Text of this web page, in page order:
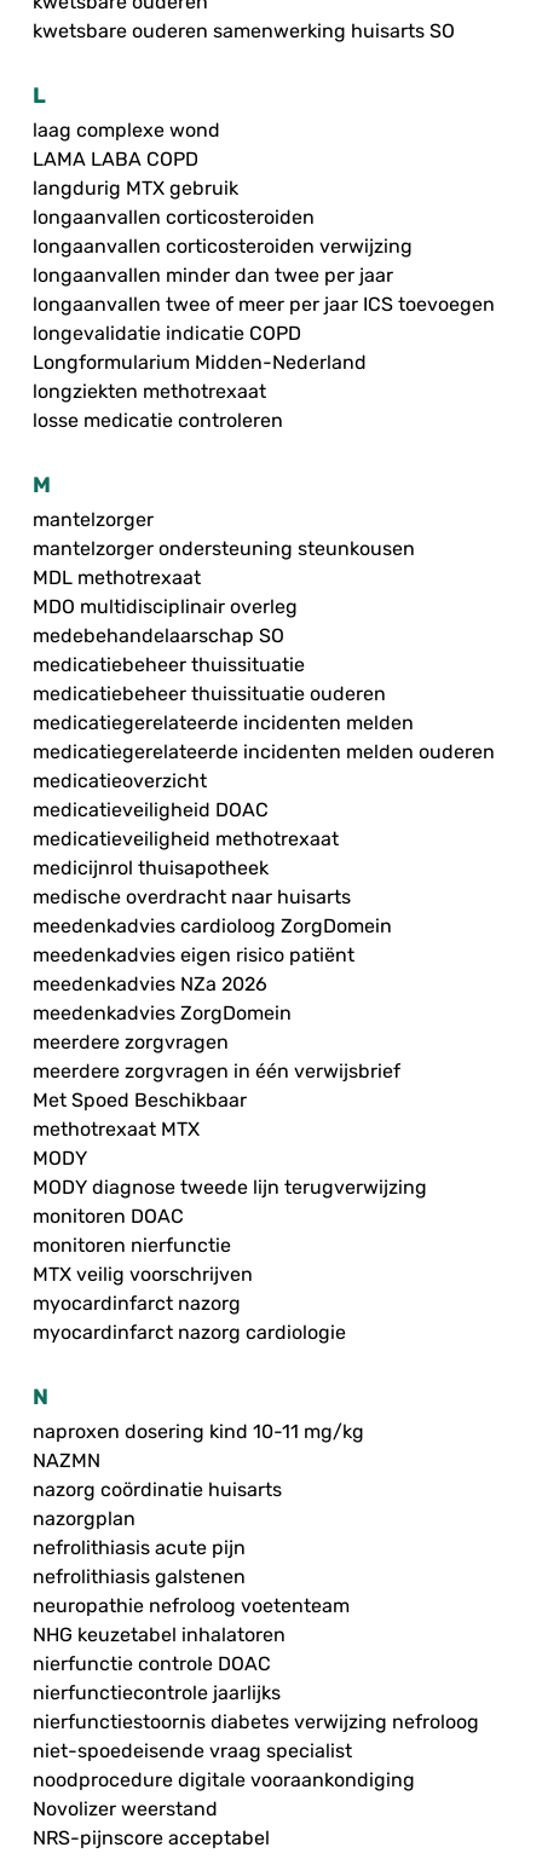
kwetsbare ouderen samenwerking huisarts SO
L
laag complexe wond
LAMA LABA COPD
langdurig MTX gebruik
longaanvallen corticosteroiden
longaanvallen corticosteroiden verwijzing
longaanvallen minder dan twee per jaar
longaanvallen twee of meer per jaar ICS toevoegen
longevalidatie indicatie COPD
Longformularium Midden-Nederland
longziekten methotrexaat
losse medicatie controleren
M
mantelzorger
mantelzorger ondersteuning steunkousen
MDL methotrexaat
MDO multidisciplinair overleg
medebehandelaarschap SO
medicatiebeheer thuissituatie
medicatiebeheer thuissituatie ouderen
medicatiegerelateerde incidenten melden
medicatiegerelateerde incidenten melden ouderen
medicatieoverzicht
medicatieveiligheid DOAC
medicatieveiligheid methotrexaat
medicijnrol thuisapotheek
medische overdracht naar huisarts
meedenkadvies cardioloog ZorgDomein
meedenkadvies eigen risico patiënt
meedenkadvies NZa 2026
meedenkadvies ZorgDomein
meerdere zorgvragen
meerdere zorgvragen in één verwijsbrief
Met Spoed Beschikbaar
methotrexaat MTX
MODY
MODY diagnose tweede lijn terugverwijzing
monitoren DOAC
monitoren nierfunctie
MTX veilig voorschrijven
myocardinfarct nazorg
myocardinfarct nazorg cardiologie
N
naproxen dosering kind 10-11 mg/kg
NAZMN
nazorg coördinatie huisarts
nazorgplan
nefrolithiasis acute pijn
nefrolithiasis galstenen
neuropathie nefroloog voetenteam
NHG keuzetabel inhalatoren
nierfunctie controle DOAC
nierfunctiecontrole jaarlijks
nierfunctiestoornis diabetes verwijzing nefroloog
niet-spoedeisende vraag specialist
noodprocedure digitale vooraankondiging
Novolizer weerstand
NRS-pijnscore acceptabel